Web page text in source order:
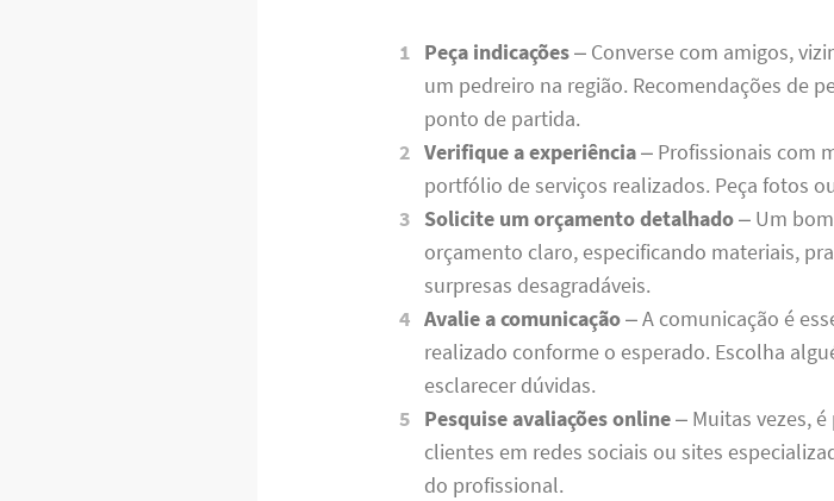
Peça indicações– Converse com amigos,
um pedreiro na região. Recomendações de
ponto de partida.
Verifique a experiência– Profissionais com
portfólio de serviços realizados. Peça fotos
Solicite um orçamento detalhado– Um
orçamento claro, especificando materiais,
surpresas desagradáveis.
Avalie a comunicação– A comunicação é
realizado conforme o esperado. Escolha
esclarecer dúvidas.
Pesquise avaliações online– Muitas vezes,
clientes em redes sociais ou sites
do profissional.